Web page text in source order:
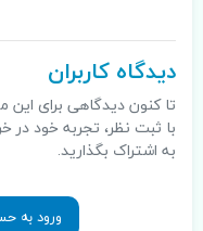
دیدگاه کاربران
تا کنون دیدگاهی برای
با ثبت نظر، تجربه خود در
به اشتراک بگذارید.
ورود به